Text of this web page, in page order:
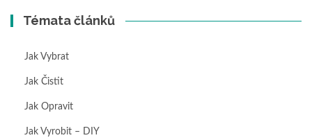
Témata článků
Jak Vybrat
Jak Čistit
Jak Opravit
Jak Vyrobit – DIY